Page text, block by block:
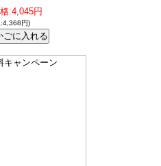
:4,045円
:4,368円)